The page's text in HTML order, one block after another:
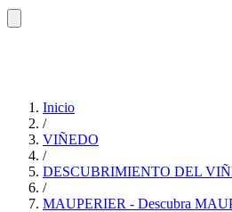
Inicio
/
VIÑEDO
/
DESCUBRIMIENTO DEL
/
MAUPERIER - Descubra